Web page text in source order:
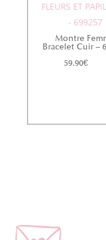
FLEURS ET
- 699257
Montre
Bracelet Cuir –
59.90€